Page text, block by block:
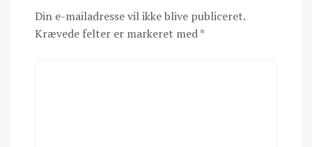
Din e-mailadresse vil ikke blive publiceret.
Krævede felter er markeret med*